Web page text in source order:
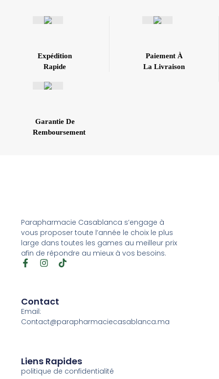
Paiement À
La Livraison
Expédition
Rapide
Garantie De
Remboursement
Parapharmacie Casablanca s’engage à
vous proposer toute l’année le choix le plus
large dans toutes les games au meilleur prix
afin de répondre au mieux à vos besoins.
Contact
Email:
Contact@parapharmaciecasablanca.ma
Liens Rapides
politique de confidentialité